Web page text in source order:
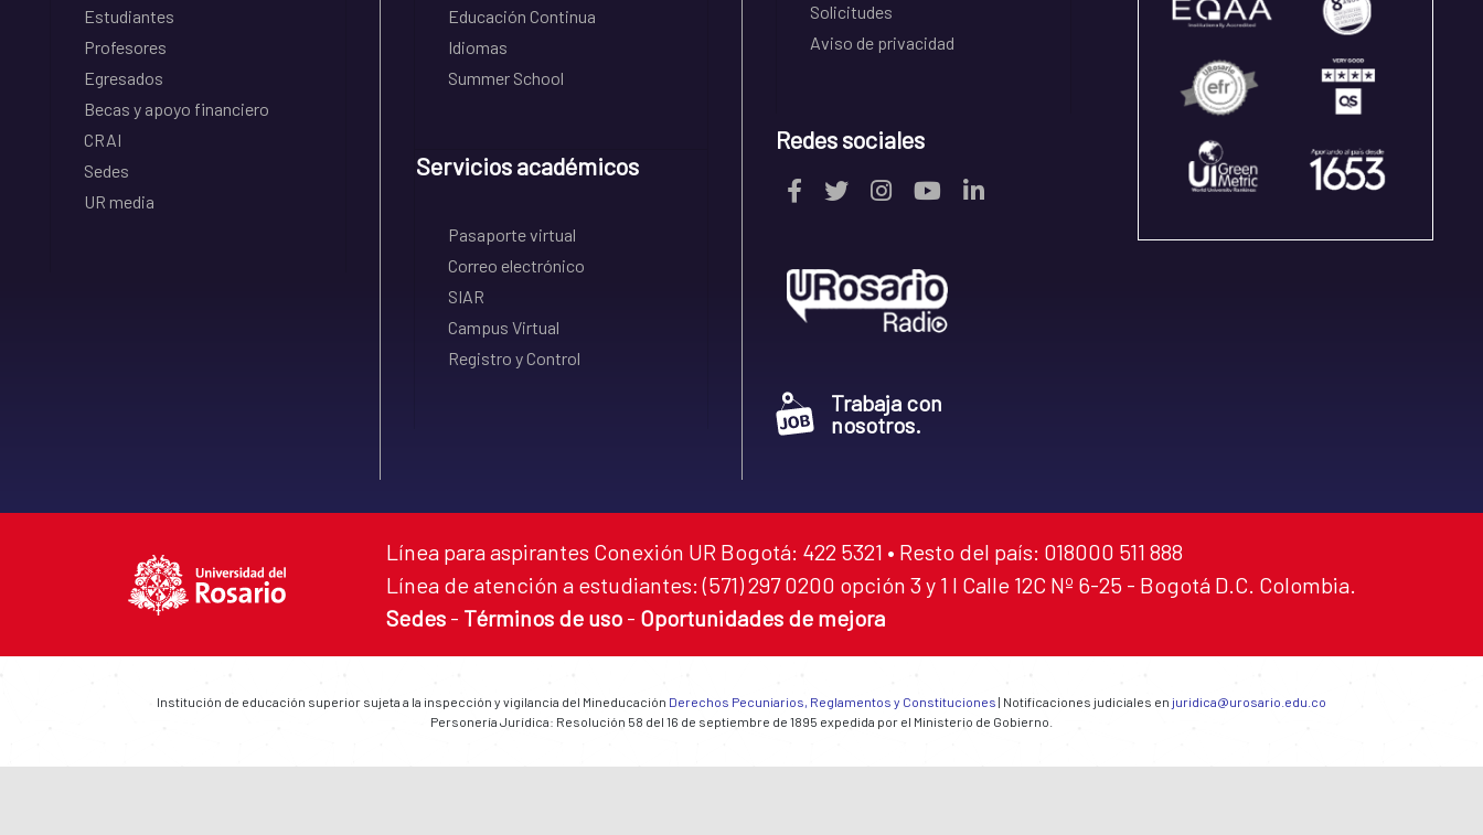
Estudiantes
Profesores
Egresados
Becas y apoyo financiero
CRAI
Sedes
UR media
Educación Continua
Idiomas
Summer School
Servicios académicos
Pasaporte virtual
Correo electrónico
SIAR
Campus Virtual
Registro y Control
Solicitudes
Aviso de privacidad
Redes sociales
Trabaja con
nosotros.
Línea para aspirantes Conexión UR Bogotá: 422 5321 • Resto del país: 018000 511 888
Línea de atención a estudiantes: (571) 297 0200 opción 3 y 1 I Calle 12C Nº 6-25 - Bogotá D.C. Colombia.
Sedes - Términos de uso - Oportunidades de mejora
Institución de educación superior sujeta a la inspección y vigilancia del Mineducación Derechos Pecuniarios, Reglamentos y Constituciones | Notificaciones judiciales en juridica@urosario.edu.co
Personería Jurídica: Resolución 58 del 16 de septiembre de 1895 expedida por el Ministerio de Gobierno.